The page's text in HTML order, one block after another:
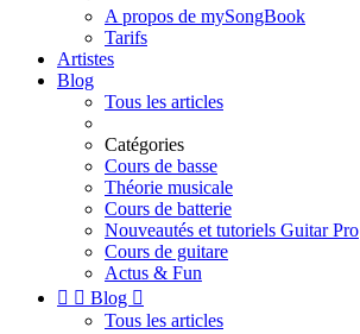
A propos de mySongBook
Tarifs
Artistes
Blog
Tous les articles
Catégories
Cours de basse
Théorie musicale
Cours de batterie
Nouveautés et tutoriels Guitar Pro
Cours de guitare
Actus & Fun
  Blog 
Tous les articles